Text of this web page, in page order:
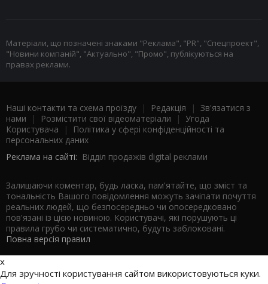
Матеріали, що позначені знаками "Реклама", "PR", "Спецпроект",
"Новини компаній", "Актуально", "Промо", публікуються на
правах реклами.
Наші контакти та схема проїзду | Редакція | Зв'язатися з
нами | Розмістити свої відеоматеріали | Угода
Користувача |
Політика у сфері конфіденційності та
персональних даних
Реклама на сайті: Відділ продажів digital реклами
Залишаючи коментар, будь ласка, пам'ятайте, що зміст та
тональність Вашого повідомлення можуть зачіпати почуття
реальних людей, що безпосередньо чи опосередковано
пов'язані із цією новиною. Користувачі, які порушують ці
правила грубо чи систематично, будуть заблоковані.
Повна версія правил
x
Для зручності користування сайтом використовуються куки.